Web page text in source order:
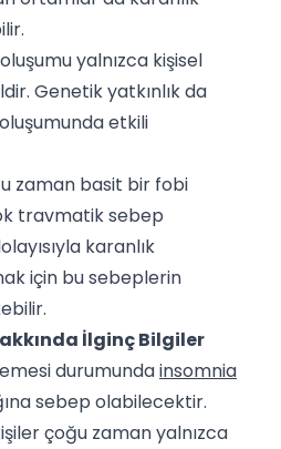
yalnızca kişisel
Genetik yatkınlık da
etkili
zaman basit bir fobi
travmatik sebep
karanlık
için bu sebeplerin
İlginç Bilgiler
durumundainsomnia
sebep olabilecektir.
çoğu zaman yalnızca